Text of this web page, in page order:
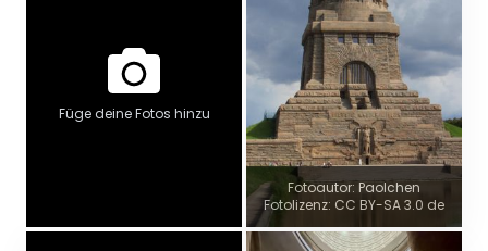
Füge deine Fotos hinzu
Fotoautor: Paolchen
Fotolizenz: CC BY-SA 3.0 de